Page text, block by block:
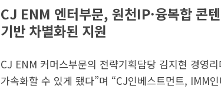
CJ ENM 엔터부문, 원천IP·융복합 콘
기반 차별화된 지원
CJ ENM 커머스부문의 전략기획담당 김지현 경영
가속화할 수 있게 됐다”며 “CJ인베스트먼트, IMM